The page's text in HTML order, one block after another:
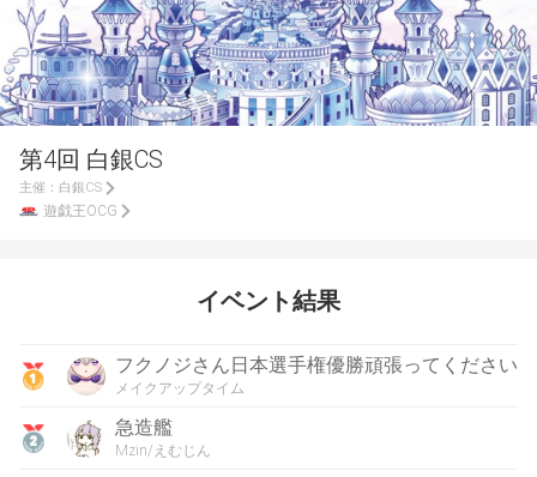
第4回 白銀CS
主催： 白銀CS
遊戯王OCG
イベント結果
フクノジさん日本選手権優勝頑張ってください
メイクアップタイム
急造艦
Mzin/えむじん